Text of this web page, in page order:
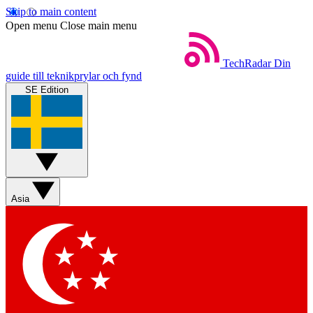
Skip to main content
Open menu Close main menu
TechRadar Din
guide till teknikprylar och fynd
SE Edition
Asia